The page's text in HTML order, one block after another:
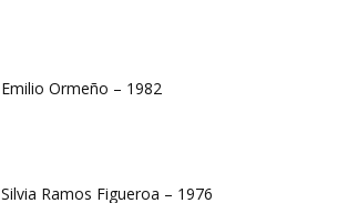
Emilio Ormeño – 1982
Silvia Ramos Figueroa – 1976